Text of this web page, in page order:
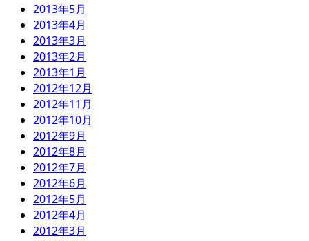
2013年5月
2013年4月
2013年3月
2013年2月
2013年1月
2012年12月
2012年11月
2012年10月
2012年9月
2012年8月
2012年7月
2012年6月
2012年5月
2012年4月
2012年3月